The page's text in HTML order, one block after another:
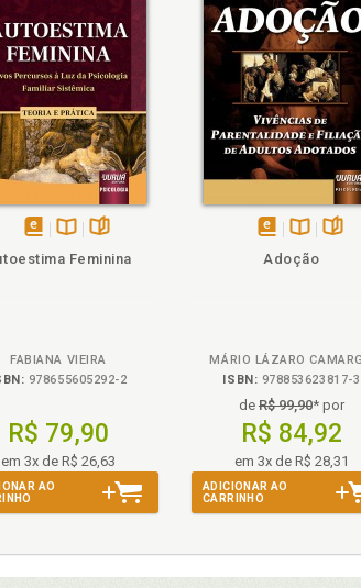
Feminina
FABIANA VIEIRA
978655605292-2
R$ 79,90
em 3x de R$ 26,63
AO
disponívelDisponível
na
Adoção
MÁRIO LÁZARO
ISBN: 978853623817-3
de R$ 99,90* por
R$ 84,92
em 3x de R$ 28,31
ADICIONAR AO
CARRINHO
Veja o
Folheie